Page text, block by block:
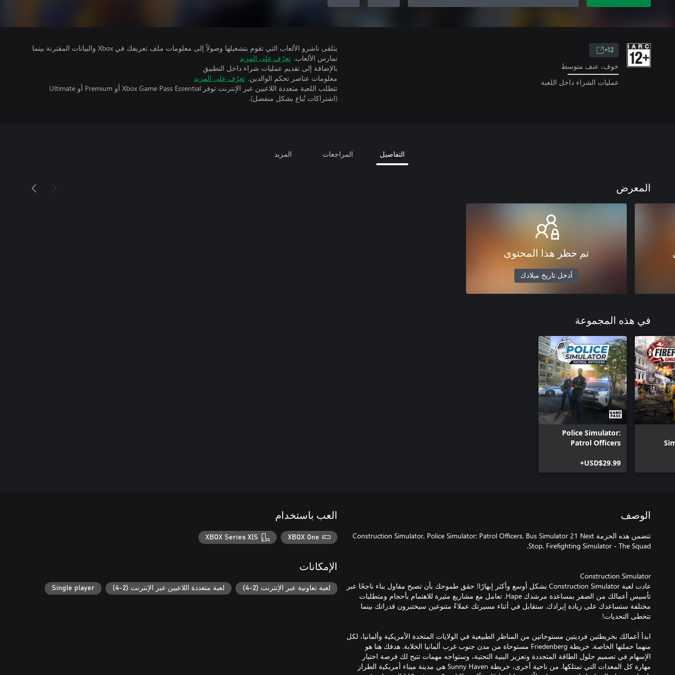
12+
خوف، عنف متوسط
عمليات الشراء داخل اللعبة
يتلقى ناشرو الألعاب التي تقوم بتشغيلها وصولاً إلى معلومات ملف تعريفك في Xbox والبيانات المقترنة بينما
تمارس الألعاب. تعرّف على المزيد
بالإضافة إلى تقديم عمليات شراء داخل التطبيق
معلومات عناصر تحكم الوالدين. تعرّف على المزيد
تتطلب اللعبة متعددة اللاعبين عبر الإنترنت توفر Xbox Game Pass Essential أو Premium أو Ultimate
(اشتراكات تُباع بشكل منفصل).
التفاصيل المراجعات المزيد
المعرض
تم حظر هذا المحتوى
أدخل تاريخ ميلادك
في هذه المجموعة
Police Simulator:
Patrol Officers
USD$29.99+
الوصف
تتضمن هذه الحزمة Construction Simulator, Police Simulator: Patrol Officers, Bus Simulator 21 Next
عادت لعبة Construction Simulator بشكل أوسع وأكثر إبهارًا! حقق طموحك بأن تصبح مقاول بناء ناجحًا عبر
تأسيس أعمالك من الصفر بمساعدة مرشدك Hape. تعامل مع مشاريع مثيرة للاهتمام بأحجام ومتطلبات
مختلفة ستساعدك على زيادة إيرادك. ستقابل في أثناء مسيرتك عملاءً متنوعين سيختبرون قدراتك بينما
ابدأ أعمالك بخريطتين فرديتين مستوحاتين من المناظر الطبيعية في الولايات المتحدة الأمريكية وألمانيا، لكل
منهما حملتها الخاصة. خريطة Friedenberg مستوحاة من مدن جنوب غرب ألمانيا الخلابة. هدفك هنا هو
الإسهام في تصميم حلول الطاقة المتجددة وتعزيز البنية التحتية، وستواجه مهمات تتيح لك فرصة اختبار
مهارة كل المعدات التي تمتلكها. من ناحية أخرى، خريطة Sunny Haven هي مدينة ميناء أمريكية الطراز
العب باستخدام
XBOX One
XBOX Series X|S
الإمكانات
لعبة تعاونية عبر الإنترنت (2-4) لعبة متعددة اللاعبين عبر الإنترنت (2-4) Single player